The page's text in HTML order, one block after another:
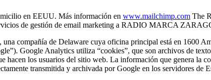
en EEUU. Más información en www.mailchimp.com The
de gestión de email marketing a RADIO MARCA
compañía de Delaware cuya oficina principal está en 1600
Google Analytics utiliza “cookies”, que son archivos de
hacen los usuarios del sitio web. La información que genera la
transmitida y archivada por Google en los servidores de